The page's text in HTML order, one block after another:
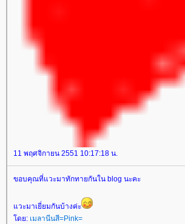
11 พฤศจิกายน 2551 10:17:18 น.
ขอบคุณที่แวะมาทักทายกันใน blog นะคะ
วะมาเยี่ยมกันบ้างค่ะ
ดย: เมลานีนสี=Pink=